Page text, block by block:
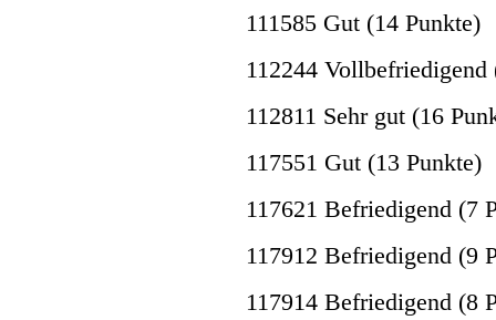
111585 Gut (14 Punkte)
112244 Vollbefriedigend
112811 Sehr gut (16
117551 Gut (13 Punkte)
117621 Befriedigend (7
117912 Befriedigend (9
117914 Befriedigend (8